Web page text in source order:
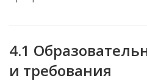
4.1
и требования